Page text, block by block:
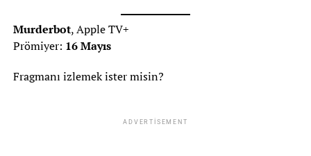
Murderbot, Apple TV+
Prömiyer: 16 Mayıs
Fragmanı izlemek ister misin?
ADVERTISEMENT